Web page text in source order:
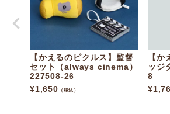
【かえるのピクルス】監督
セット（always cinema）
227508-26
¥1,650 （税込）
【か
ッジ
8
¥